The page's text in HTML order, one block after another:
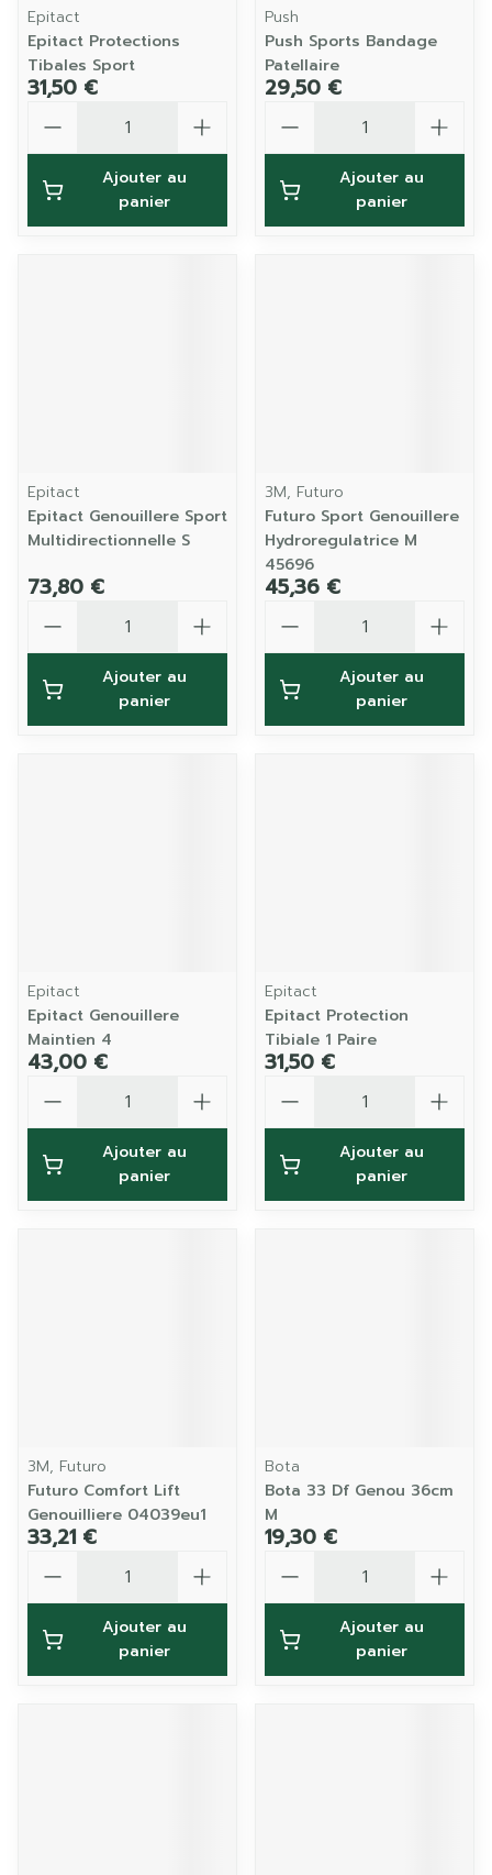
Epitact
Epitact Protections
Tibales Sport
31,50 €
Ajouter au
panier
Push
Push Sports Bandage
Patellaire
29,50 €
Ajouter au
panier
Epitact
Epitact Genouillere Sport
Multidirectionnelle S
73,80 €
Ajouter au
panier
3M, Futuro
Futuro Sport Genouillere
Hydroregulatrice M
45696
45,36 €
Ajouter au
panier
Epitact
Epitact Genouillere
Maintien 4
43,00 €
Ajouter au
panier
Epitact
Epitact Protection
Tibiale 1 Paire
31,50 €
Ajouter au
panier
3M, Futuro
Futuro Comfort Lift
Genouilliere 04039eu1
33,21 €
Ajouter au
panier
Bota
Bota 33 Df Genou 36cm
M
19,30 €
Ajouter au
panier